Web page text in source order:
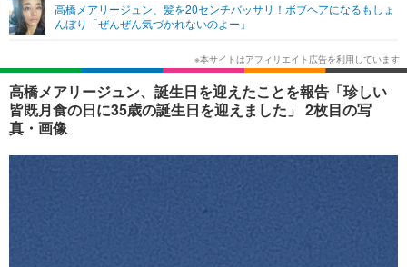
ショッピング その他
エンタメTOP
韓国・芸能
音楽 スポーツ
ライフ
ライフTOP グルメ
ペット ショッピング
リリース一覧
プッシュ通知の停止方法
高橋メアリージュン、髪を20センチバッサリ！ボブヘアになるもしょ
んぼり「ぜんぜん気づかれないのよー」
高橋メアリージュン、誕生日を迎えたことを報告「珍しい
皆既月食の日に35歳の誕生日を迎えました」 2枚目の写
真・画像